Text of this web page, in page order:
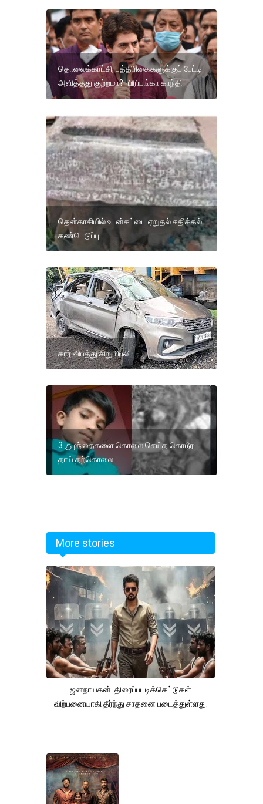
தொலைக்காட்சி, பத்திரிகைகளுக்குப் பேட்டி
அளித்தது குற்றமா? -பிரியங்கா காந்தி
தென்காசியில் உடன்கட்டை ஏறுதல் சதிக்கல்
கண்டெடுப்பு.
கார் விபத்து சிறுமிபலி
3 குழந்தைகளை கொலை செய்த கொடூர
தாய் தற்கொலை
More stories
ஜனநாயகன். திரைப்படடிக்கெட்டுகள்
விற்பனையாகி தீர்ந்து சாதனை படைத்துள்ளது.